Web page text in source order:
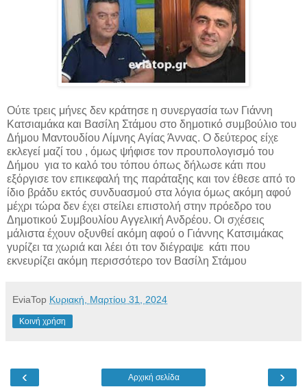
Ούτε τρεις μήνες δεν κράτησε η συνεργασία των Γιάννη
Κατσιαμάκα και Βασίλη Στάμου στο δημοτικό συμβούλιο του
Δήμου Μαντουδίου Λίμνης Αγίας Άννας. Ο δεύτερος είχε
εκλεγεί μαζί του , όμως ψήφισε τον προυπολογισμό του
Δήμου για το καλό του τόπου όπως δήλωσε κάτι που
εξόργισε τον επικεφαλή της παράταξης και τον έθεσε από το
ίδιο βράδυ εκτός συνδυασμού στα λόγια όμως ακόμη αφού
μέχρι τώρα δεν έχει στείλει επιστολή στην πρόεδρο του
Δημοτικού Συμβουλίου Αγγελική Ανδρέου. Οι σχέσεις
μάλιστα έχουν οξυνθεί ακόμη αφού ο Γιάννης Κατσιμάκας
γυρίζει τα χωριά και λέει ότι τον διέγραψε κάτι που
εκνευρίζει ακόμη περισσότερο τον Βασίλη Στάμου
EviaTop Κυριακή, Μαρτίου 31, 2024
Κοινή χρήση
‹ ›
Αρχική σελίδα